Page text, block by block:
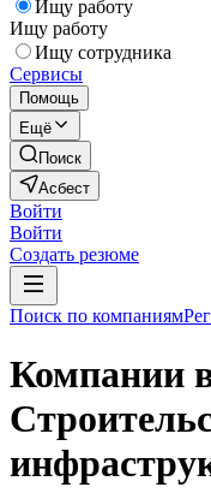
Ищу работу
Ищу работу
Ищу сотрудника
Сервисы
Помощь
Ещё
Поиск
Асбест
Войти
Войти
Создать резюме
Поиск по компаниям
Компании